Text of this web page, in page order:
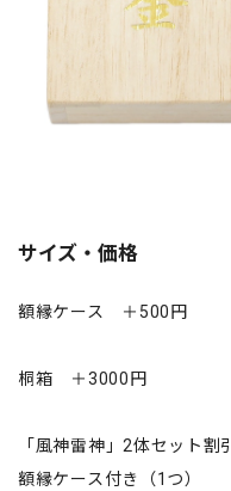
サイズ・価格
額縁ケース ＋500円
桐箱 ＋3000円
「風神雷神」2体セット割引
額縁ケース付き（1つ）